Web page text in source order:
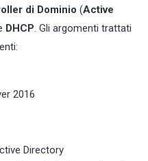
di Dominio (Active
DHCP. Gli argomenti trattati
2016
Directory